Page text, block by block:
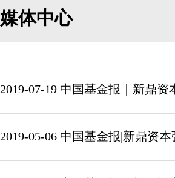
媒体中心
2019-07-19 中国基金报｜新鼎
2019-05-06 中国基金报|新鼎资